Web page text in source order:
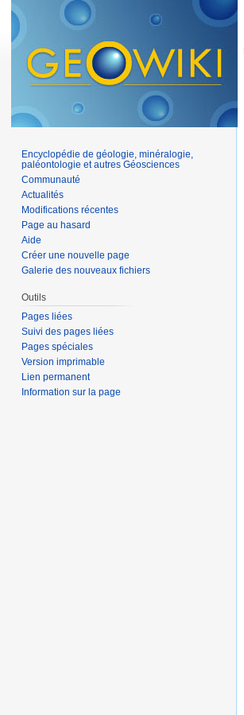
Encyclopédie de géologie, minéralogie,
paléontologie et autres Géosciences
Communauté
Actualités
Modifications récentes
Page au hasard
Aide
Créer une nouvelle page
Galerie des nouveaux fichiers
Outils
Pages liées
Suivi des pages liées
Pages spéciales
Version imprimable
Lien permanent
Information sur la page